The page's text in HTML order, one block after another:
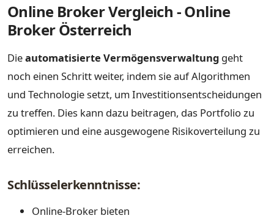
Online Broker Vergleich - Online
Broker Österreich
Dieautomatisierte Vermögensverwaltung geht
noch einen Schritt weiter, indem sie auf Algorithmen
und Technologie setzt, um Investitionsentscheidungen
zu treffen. Dies kann dazu beitragen, das Portfolio zu
optimieren und eine ausgewogene Risikoverteilung zu
erreichen.
Schlüsselerkenntnisse:
Online-Broker bieten